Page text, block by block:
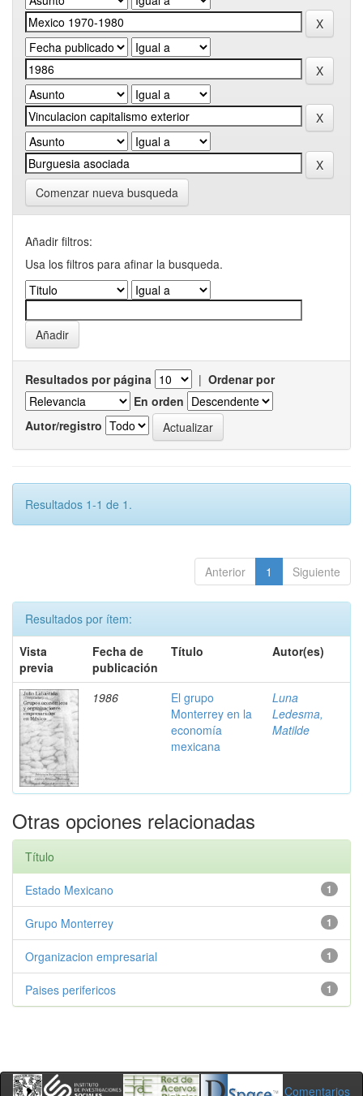
Comenzar nueva busqueda
Añadir filtros:
Usa los filtros para afinar la busqueda.
Resultados por página | Ordenar por
En orden
Autor/registro
Resultados 1-1 de 1.
Anterior 1 Siguiente
Resultados por ítem:
Vista
previa
Fecha de
publicación
Título Autor(es)
1986
El grupo
Monterrey en la
economía
mexicana
Luna
Ledesma,
Matilde
Otras opciones relacionadas
Título
1
Estado Mexicano
1
Grupo Monterrey
1
Organizacion empresarial
1
Paises perifericos
Comentarios